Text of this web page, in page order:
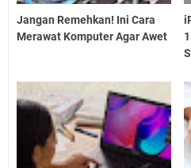
Jangan Remehkan! Ini Cara
Merawat Komputer Agar Awet